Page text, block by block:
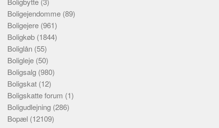
Boligejendomme (89)
Boligejere (961)
Boligkøb (1844)
Boliglån (55)
Boligleje (50)
Boligsalg (980)
Boligskat (12)
Boligskatte forum (1)
Boligudlejning (286)
Bopæl (12109)